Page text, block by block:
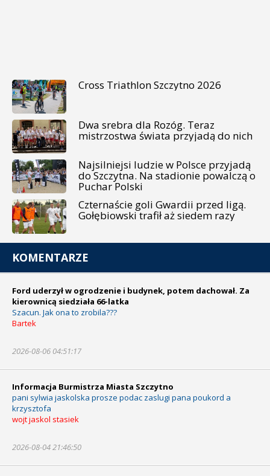
Cross Triathlon Szczytno 2026
Dwa srebra dla Rozóg. Teraz
mistrzostwa świata przyjadą do nich
Najsilniejsi ludzie w Polsce przyjadą
do Szczytna. Na stadionie powalczą o
Puchar Polski
Czternaście goli Gwardii przed ligą.
Gołębiowski trafił aż siedem razy
KOMENTARZE
Ford uderzył w ogrodzenie i budynek, potem dachował. Za
kierownicą siedziała 66-latka
Szacun. Jak ona to zrobila???
Bartek
2026-08-06 04:51:17
Informacja Burmistrza Miasta Szczytno
pani sylwia jaskolska prosze podac zaslugi pana poukord a
krzysztofa
wojt jaskol stasiek
2026-08-04 21:46:50